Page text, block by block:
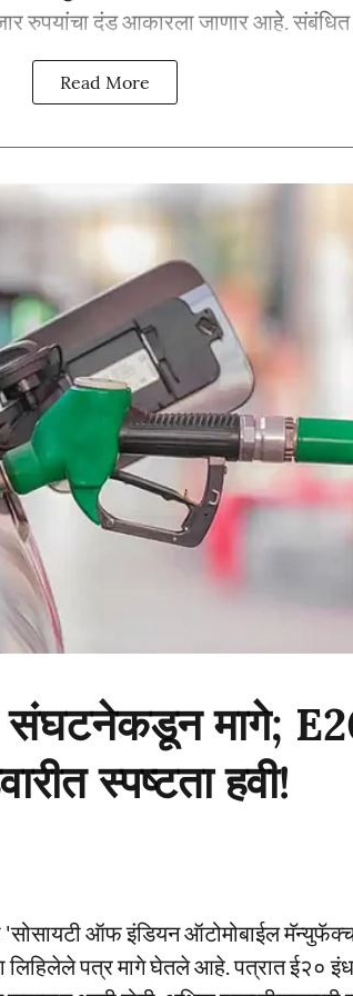
रुपयांचा दंड आकारला जाणार आहे. संबंधित
Read More
संघटनेकडून मागे;
स्पष्टता हवी!
'सोसायटी ऑफ इंडियन ऑटोमोबाईल
लिहिलेले पत्र मागे घेतले आहे. पत्रात ई२०